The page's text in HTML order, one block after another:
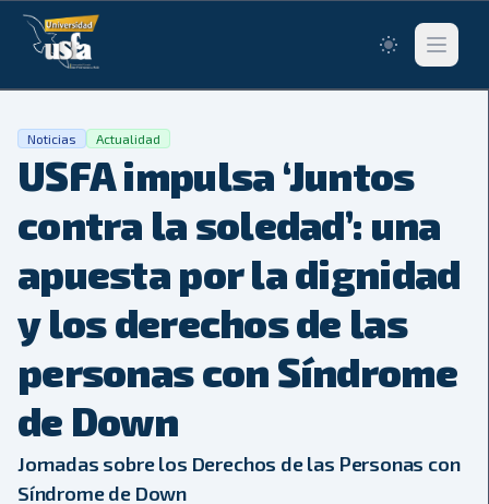
Switch to
Abrir
Noticias Actualidad
USFA impulsa ‘Juntos
contra la soledad’: una
apuesta por la dignidad
y los derechos de las
personas con Síndrome
de Down
Jornadas sobre los Derechos de las Personas con
Síndrome de Down